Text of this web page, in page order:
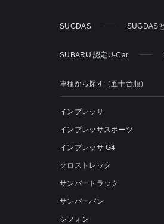
SUGDAS SUGDAS
SUBARU 認定U-Car
車種から探す（五十音順）
インプレッサ
インプレッサスポーツ
インプレッサ G4
クロストレック
サンバートラック
サンバーバン
シフォン